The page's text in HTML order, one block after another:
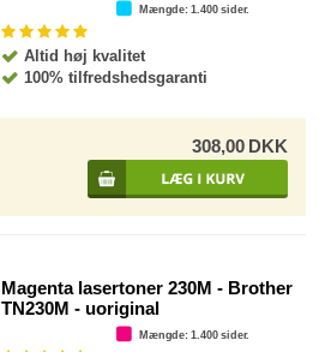
Mængde: 1.400 sider.
Altid høj kvalitet
100% tilfredshedsgaranti
308,00 DKK
Magenta lasertoner 230M - Brother
TN230M - uoriginal
Mængde: 1.400 sider.